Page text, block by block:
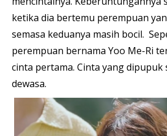
ketika dia bertemu perempuan
semasa keduanya masih bocil.
perempuan bernama Yoo Me-Ri
cinta pertama. Cinta yang dipupuk
dewasa.